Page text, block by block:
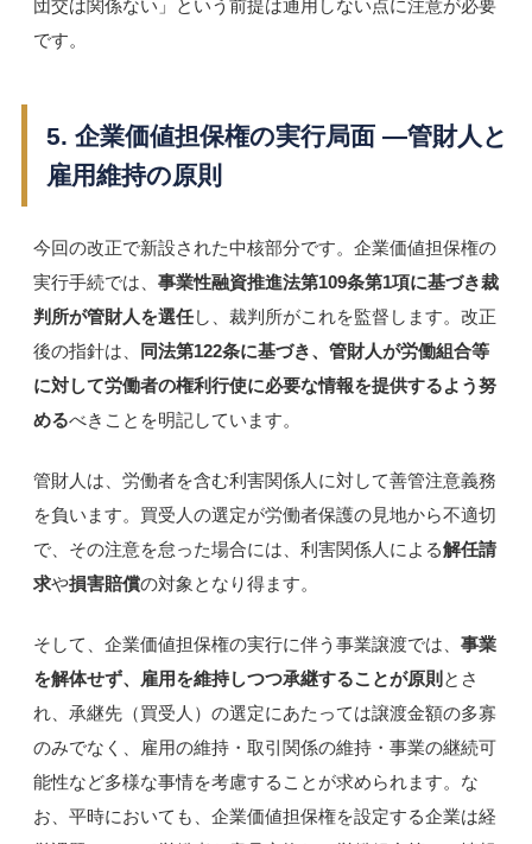
団交は関係ない」という前提は通用しない点に注意が必要
です。
5. 企業価値担保権の実行局面 ―管財人と
雇用維持の原則
今回の改正で新設された中核部分です。企業価値担保権の
実行手続では、 事業性融資推進法第109条第1項に基づき裁
判所が管財人を選任し、裁判所がこれを監督します。改正
後の指針は、
同法第122条に基づき、管財人が労働組合等
に対して労働者の権利行使に必要な情報を提供するよう努
めるべきことを明記しています。
管財人は、労働者を含む利害関係人に対して善管注意義務
を負います。買受人の選定が労働者保護の見地から不適切
で、その注意を怠った場合には、利害関係人による解任請
求や損害賠償の対象となり得ます。
そして、企業価値担保権の実行に伴う事業譲渡では、 事業
を解体せず、雇用を維持しつつ承継することが原則 とさ
れ、承継先（買受人）の選定にあたっては譲渡金額の多寡
のみでなく、雇用の維持・取引関係の維持・事業の継続可
能性など多様な事情を考慮することが求められます。な
お、平時においても、企業価値担保権を設定する企業は経